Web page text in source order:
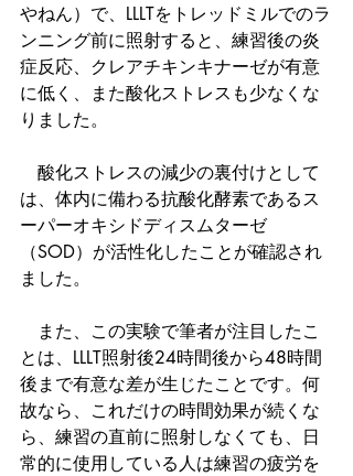
やねん）で、LLLTをトレッドミルでのラ
ンニング前に照射すると、練習後の炎
症反応、クレアチキンキナーゼが有意
に低く、また酸化ストレスも少なくな
りました。
酸化ストレスの減少の裏付けとして
は、体内に備わる抗酸化酵素であるス
ーパーオキシドディスムターゼ
（SOD）が活性化したことが確認され
ました。
また、この実験で筆者が注目したこ
とは、LLLT照射後24時間後から48時間
後まで有意な差が生じたことです。何
故なら、これだけの時間効果が続くな
ら、練習の直前に照射しなくても、日
常的に使用している人は練習の疲労を